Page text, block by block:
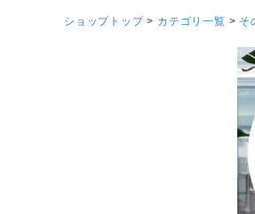
ショップトップ> カテゴリ一覧 > そ